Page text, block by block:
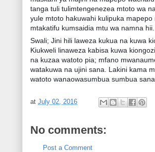
tanga tuli tulimtengenezea mtoto wa
yule mtoto hakuwahi kulipuka
mtakatifu kumsaidia mtu wa namna hii.
Swali; Jini hili laweza kukua na kuwa
Kiukweli linaweza kabisa kuwa
na kuzaa watoto pia; mfano
watakuwa na ujini sana. Lakini kama
watoto wanaowasumbua sumbua sana.
at July 02, 2016
No comments:
Post a Comment